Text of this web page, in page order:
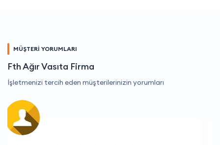
MÜŞTERİ YORUMLARI
Fth Ağır Vasıta Firma
İşletmenizi tercih eden müşterilerinizin yorumları